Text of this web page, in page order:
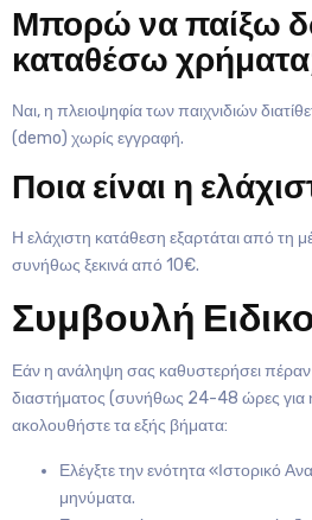
Μπορώ να παίξω
καταθέσω
Ναι, η πλειοψηφία των παιχνιδιών
(demo) χωρίς εγγραφή.
Ποια είναι η
Η ελάχιστη κατάθεση εξαρτάται από τη
συνήθως ξεκινά από 10€.
Συμβουλή
Εάν η ανάληψη σας καθυστερήσει
διαστήματος (συνήθως 24-48 ώρες για
ακολουθήστε τα εξής βήματα:
Ελέγξτε την ενότητα «Ιστορικό
μηνύματα.